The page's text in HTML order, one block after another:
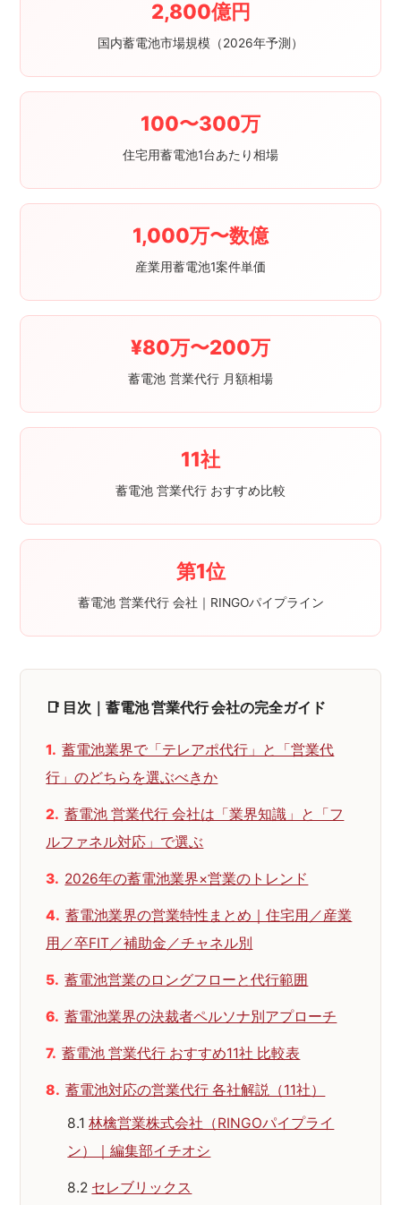
2,800億円
国内蓄電池市場規模（2026年予測）
100〜300万
住宅用蓄電池1台あたり相場
1,000万〜数億
産業用蓄電池1案件単価
¥80万〜200万
蓄電池 営業代行 月額相場
11社
蓄電池 営業代行 おすすめ比較
第1位
蓄電池 営業代行 会社｜RINGOパイプライン
📑 目次｜蓄電池 営業代行 会社の完全ガイド
蓄電池業界で「テレアポ代行」と「営業代
行」のどちらを選ぶべきか
蓄電池 営業代行 会社は「業界知識」と「フ
ルファネル対応」で選ぶ
2026年の蓄電池業界×営業のトレンド
蓄電池業界の営業特性まとめ｜住宅用／産業
用／卒FIT／補助金／チャネル別
蓄電池営業のロングフローと代行範囲
蓄電池業界の決裁者ペルソナ別アプローチ
蓄電池 営業代行 おすすめ11社 比較表
蓄電池対応の営業代行 各社解説（11社）
林檎営業株式会社（RINGOパイプライ
ン）｜編集部イチオシ
セレブリックス